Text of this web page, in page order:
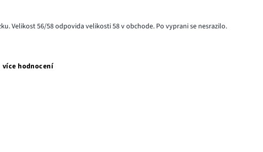
Velikost 56/58 odpovida velikosti 58 v obchode. Po vyprani se nesrazilo.
více hodnocení